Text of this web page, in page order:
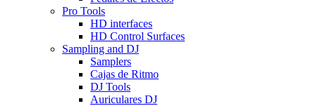
Pro Tools
HD interfaces
HD Control Surfaces
Sampling and DJ
Samplers
Cajas de Ritmo
DJ Tools
Auriculares DJ